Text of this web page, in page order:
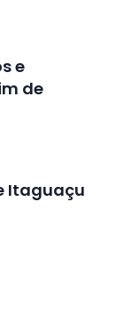
e
de
Itaguaçu